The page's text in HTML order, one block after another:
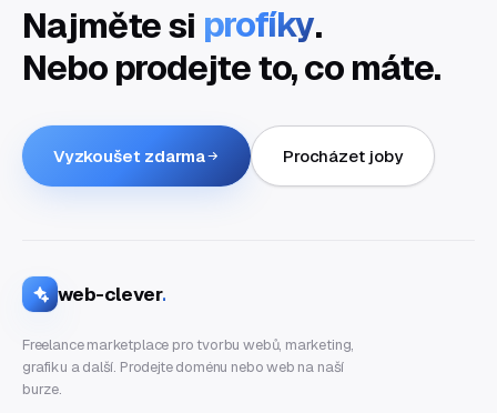
Najměte si profíky.
Nebo prodejte to, co máte.
Vyzkoušet zdarma Procházet joby
web-clever.
Freelance marketplace pro tvorbu webů, marketing,
grafiku a další. Prodejte doménu nebo web na naší
burze.